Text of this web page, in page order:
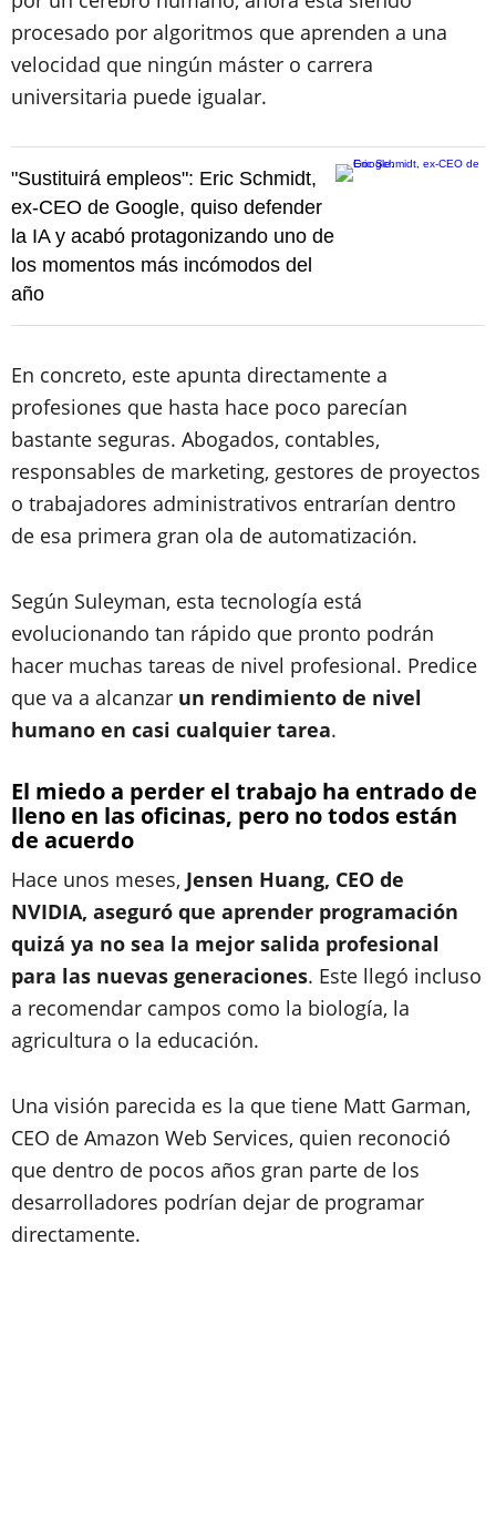
procesado por algoritmos que aprenden a una
velocidad que ningún máster o carrera
universitaria puede igualar.
"Sustituirá empleos": Eric Schmidt,
ex-CEO de Google, quiso defender
la IA y acabó protagonizando uno de
los momentos más incómodos del
año
En concreto, este apunta directamente a
profesiones que hasta hace poco parecían
bastante seguras. Abogados, contables,
responsables de marketing, gestores de proyectos
o trabajadores administrativos entrarían dentro
de esa primera gran ola de automatización.
Según Suleyman, esta tecnología está
evolucionando tan rápido que pronto podrán
hacer muchas tareas de nivel profesional. Predice
que va a alcanzar un rendimiento de nivel
humano en casi cualquier tarea.
El miedo a perder el trabajo ha entrado de
lleno en las oficinas, pero no todos están
de acuerdo
Hace unos meses, Jensen Huang, CEO de
NVIDIA, aseguró que aprender programación
quizá ya no sea la mejor salida profesional
para las nuevas generaciones. Este llegó incluso
a recomendar campos como la biología, la
agricultura o la educación.
Una visión parecida es la que tiene Matt Garman,
CEO de Amazon Web Services, quien reconoció
que dentro de pocos años gran parte de los
desarrolladores podrían dejar de programar
directamente.